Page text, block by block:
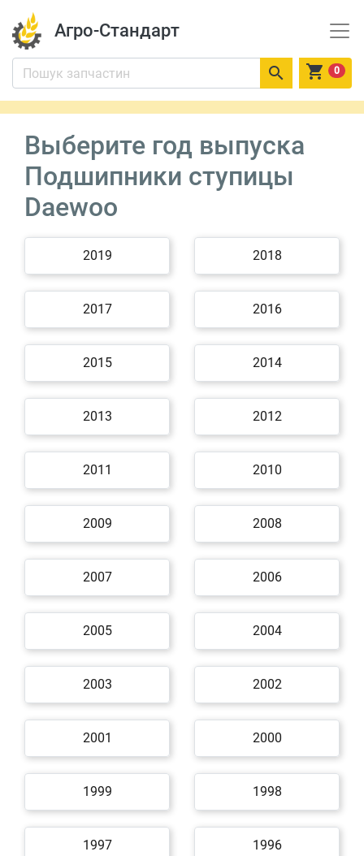
Агро-Стандарт
  0
Выберите год выпуска
Подшипники ступицы
Daewoo
2019 2018
2017 2016
2015 2014
2013 2012
2011 2010
2009 2008
2007 2006
2005 2004
2003 2002
2001 2000
1999 1998
1997 1996